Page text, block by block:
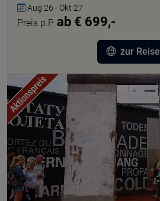
Aug 26 - Okt 27
Preis p.P. ab € 699,-
zur Reise